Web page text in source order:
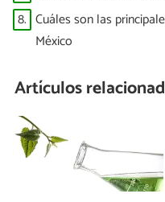
8. Cuáles son las
México
Artículos